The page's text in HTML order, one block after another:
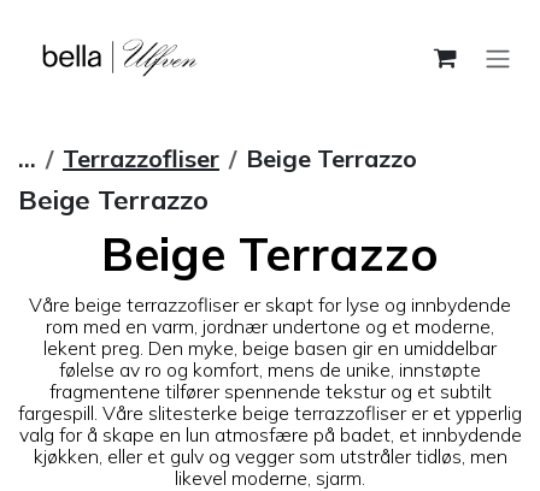
... Terrazzofliser Beige Terrazzo
Beige Terrazzo
Beige Terrazzo
Våre beige terrazzofliser er skapt for lyse og innbydende
rom med en varm, jordnær undertone og et moderne,
lekent preg. Den myke, beige basen gir en umiddelbar
følelse av ro og komfort, mens de unike, innstøpte
fragmentene tilfører spennende tekstur og et subtilt
fargespill. Våre slitesterke beige terrazzofliser er et ypperlig
valg for å skape en lun atmosfære på badet, et innbydende
kjøkken, eller et gulv og vegger som utstråler tidløs, men
likevel moderne, sjarm.